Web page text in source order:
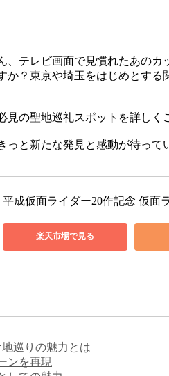
、テレビ画面で見慣れたあの
か？東京や埼玉をはじめとす
見の聖地巡礼スポットを詳しく
っと新たな発見と感動が待って
平成仮面ライダー20作記念 仮面
楽天市場で見る
巡りの魅力とは
ンを再現